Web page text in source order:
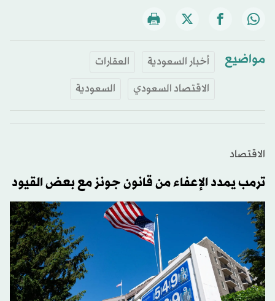
مواضيع أخبار السعودية
العقارات
الاقتصاد السعودي
السعودية
الاقتصاد
ترمب يمدد الإعفاء من قانون جونز مع بعض القيود